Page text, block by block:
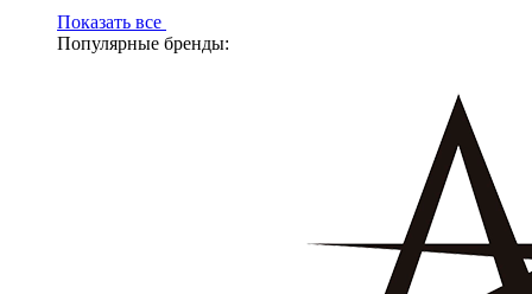
Показать все
Популярные бренды: